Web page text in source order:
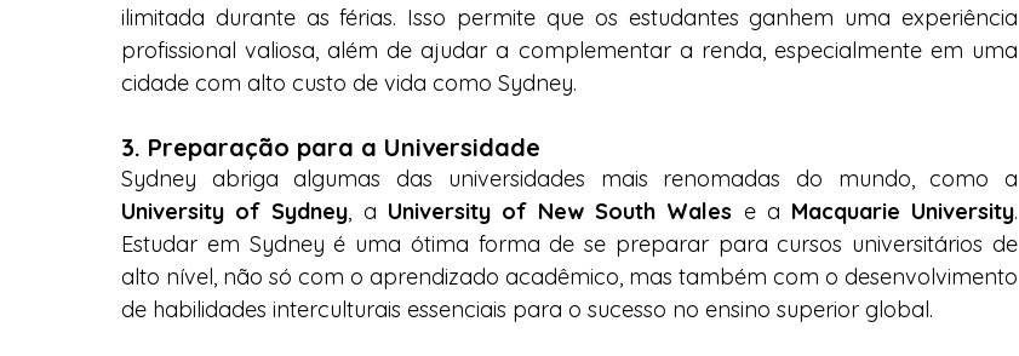
ilimitada durante as férias. Isso permite que os estudantes ganhem uma experiência
profissional valiosa, além de ajudar a complementar a renda, especialmente em uma
cidade com alto custo de vida como Sydney.
3. Preparação para a Universidade
University of Sydney, a University of New South Wales e a Macquarie University.
Estudar em Sydney é uma ótima forma de se preparar para cursos universitários de
alto nível, não só com o aprendizado acadêmico, mas também com o desenvolvimento
de habilidades interculturais essenciais para o sucesso no ensino superior global.